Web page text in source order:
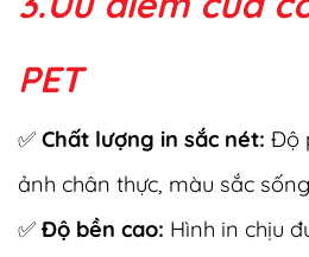
PET
✅ Chất lượng in sắc nét: Độ
ảnh chân thực, màu sắc
✅ Độ bền cao: Hình in chịu